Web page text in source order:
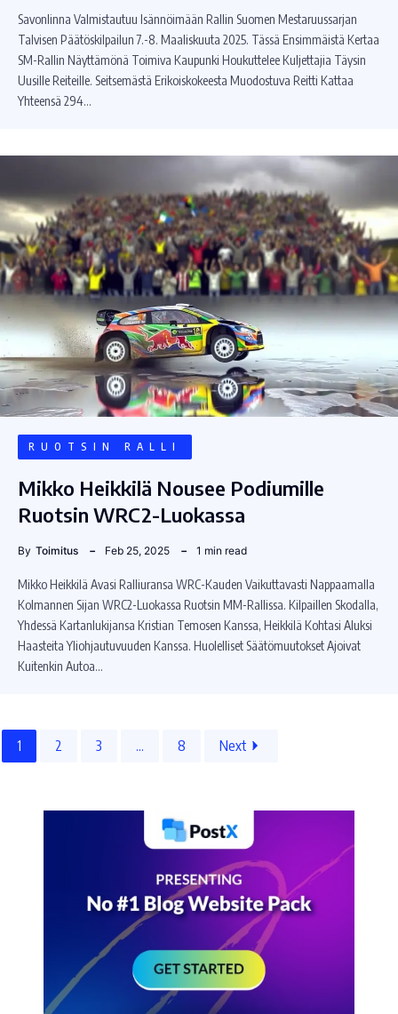
Savonlinna Valmistautuu Isännöimään Rallin Suomen Mestaruussarjan
Talvisen Päätöskilpailun 7.-8. Maaliskuuta 2025. Tässä Ensimmäistä Kertaa
SM-Rallin Näyttämönä Toimiva Kaupunki Houkuttelee Kuljettajia Täysin
Uusille Reiteille. Seitsemästä Erikoiskokeesta Muodostuva Reitti Kattaa
Yhteensä 294…
RUOTSIN RALLI
Mikko Heikkilä Nousee Podiumille
Ruotsin WRC2-Luokassa
By Toimitus Feb 25, 2025 1 min read
Mikko Heikkilä Avasi Ralliuransa WRC-Kauden Vaikuttavasti Nappaamalla
Kolmannen Sijan WRC2-Luokassa Ruotsin MM-Rallissa. Kilpaillen Skodalla,
Yhdessä Kartanlukijansa Kristian Temosen Kanssa, Heikkilä Kohtasi Aluksi
Haasteita Yliohjautuvuuden Kanssa. Huolelliset Säätömuutokset Ajoivat
Kuitenkin Autoa…
1 2 3 ... 8 Next